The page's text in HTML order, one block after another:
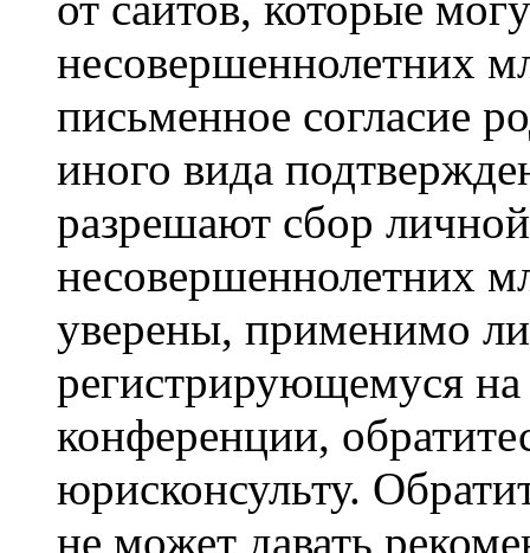
несовершеннолетних
письменное согласие
иного вида
разрешают сбор
несовершеннолетних
уверены, применимо
регистрирующемуся
конференции,
юрисконсульту.
не может давать